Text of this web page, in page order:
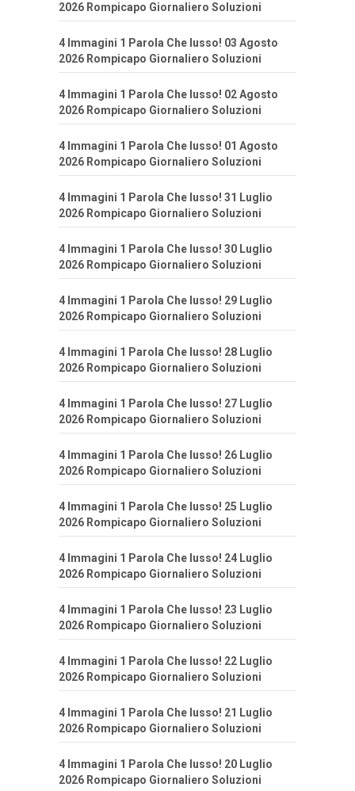
2026 Rompicapo Giornaliero Soluzioni
4 Immagini 1 Parola Che lusso! 03 Agosto
2026 Rompicapo Giornaliero Soluzioni
4 Immagini 1 Parola Che lusso! 02 Agosto
2026 Rompicapo Giornaliero Soluzioni
4 Immagini 1 Parola Che lusso! 01 Agosto
2026 Rompicapo Giornaliero Soluzioni
4 Immagini 1 Parola Che lusso! 31 Luglio
2026 Rompicapo Giornaliero Soluzioni
4 Immagini 1 Parola Che lusso! 30 Luglio
2026 Rompicapo Giornaliero Soluzioni
4 Immagini 1 Parola Che lusso! 29 Luglio
2026 Rompicapo Giornaliero Soluzioni
4 Immagini 1 Parola Che lusso! 28 Luglio
2026 Rompicapo Giornaliero Soluzioni
4 Immagini 1 Parola Che lusso! 27 Luglio
2026 Rompicapo Giornaliero Soluzioni
4 Immagini 1 Parola Che lusso! 26 Luglio
2026 Rompicapo Giornaliero Soluzioni
4 Immagini 1 Parola Che lusso! 25 Luglio
2026 Rompicapo Giornaliero Soluzioni
4 Immagini 1 Parola Che lusso! 24 Luglio
2026 Rompicapo Giornaliero Soluzioni
4 Immagini 1 Parola Che lusso! 23 Luglio
2026 Rompicapo Giornaliero Soluzioni
4 Immagini 1 Parola Che lusso! 22 Luglio
2026 Rompicapo Giornaliero Soluzioni
4 Immagini 1 Parola Che lusso! 21 Luglio
2026 Rompicapo Giornaliero Soluzioni
4 Immagini 1 Parola Che lusso! 20 Luglio
2026 Rompicapo Giornaliero Soluzioni